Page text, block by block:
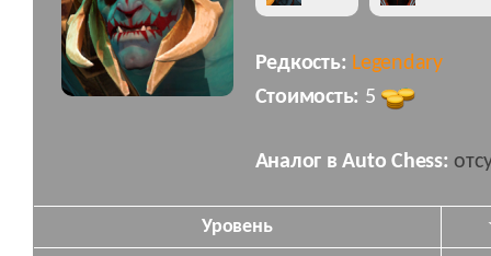
Редкость: Legendary
Стоимость: 5
Аналог в Auto Chess:
Уровень